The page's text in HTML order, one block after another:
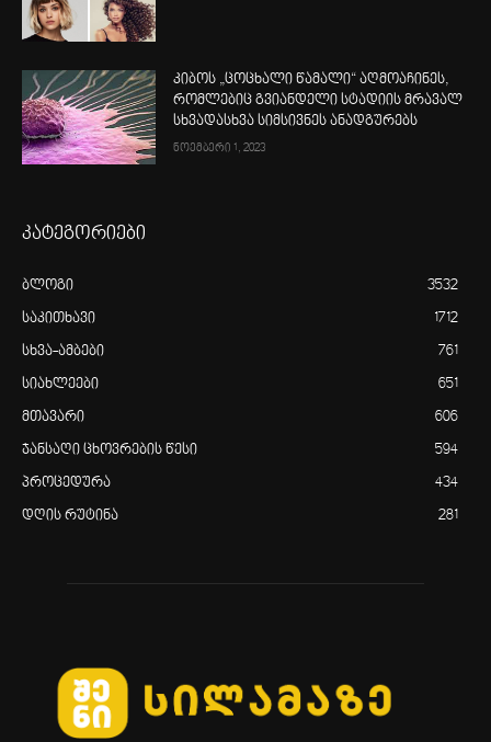
კიბოს „ცოცხალი წამალი“ აღმოაჩინეს,
რომლებიც გვიანდელი სტადიის მრავალ
სხვადასხვა სიმსივნეს ანადგურებს
ნოემბერი 1, 2023
კატეგორიები
ბლოგი 3532
საკითხავი 1712
სხვა-ამბები 761
სიახლეები 651
მთავარი 606
ჯანსაღი ცხოვრების წესი 594
პროცედურა 434
დღის რუტინა 281